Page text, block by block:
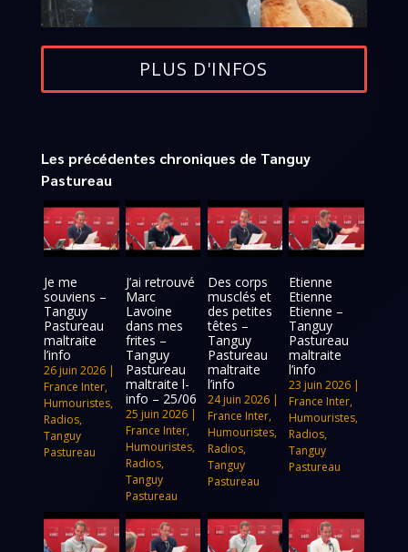
PLUS D'INFOS
Les précédentes chroniques de Tanguy
Pastureau
Je me
souviens –
Tanguy
Pastureau
maltraite
l’info
26 juin 2026 |
France Inter,
Humouristes,
Radios,
Tanguy
Pastureau
J’ai retrouvé
Marc
Lavoine
dans mes
frites –
Tanguy
Pastureau
maltraite l-
info – 25/06
25 juin 2026|
France Inter,
Humouristes,
Radios,
Tanguy
Pastureau
Des corps
musclés et
des petites
têtes –
Tanguy
Pastureau
maltraite
l’info
24 juin 2026|
France Inter,
Humouristes,
Radios,
Tanguy
Pastureau
Etienne
Etienne
Etienne –
Tanguy
Pastureau
maltraite
l’info
23 juin 2026 |
France Inter,
Humouristes,
Radios,
Tanguy
Pastureau